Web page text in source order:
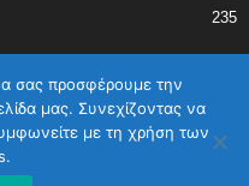
235
ΔΙΚΑΙΟΣΥΝΗ
ΑΘΛΗΤΙΚΑ
σας προσφέρουμε την
μας. Συνεχίζοντας να
με τη χρήση των